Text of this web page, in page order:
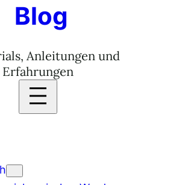
Blog
Anleitungen und
Erfahrungen